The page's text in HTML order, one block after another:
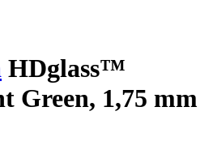
HDglass™
Green, 1,75 mm